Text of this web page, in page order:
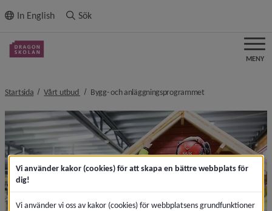
innehållet
In English Sök
MENY
Startsida Vårt utbud nivå i brödsmulenavigeringen
Bygg- och anläggningsprogrammetnivå i
Vi använder kakor (cookies) för att skapa en bättre webbplats för
dig!
Vi använder vi oss av kakor (cookies) för webbplatsens grundfunktioner